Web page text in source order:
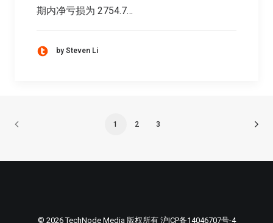
期内净亏损为 2754.7…
by Steven Li
1 2 3
© 2026 TechNode Media 版权所有 沪ICP备14046707号-4